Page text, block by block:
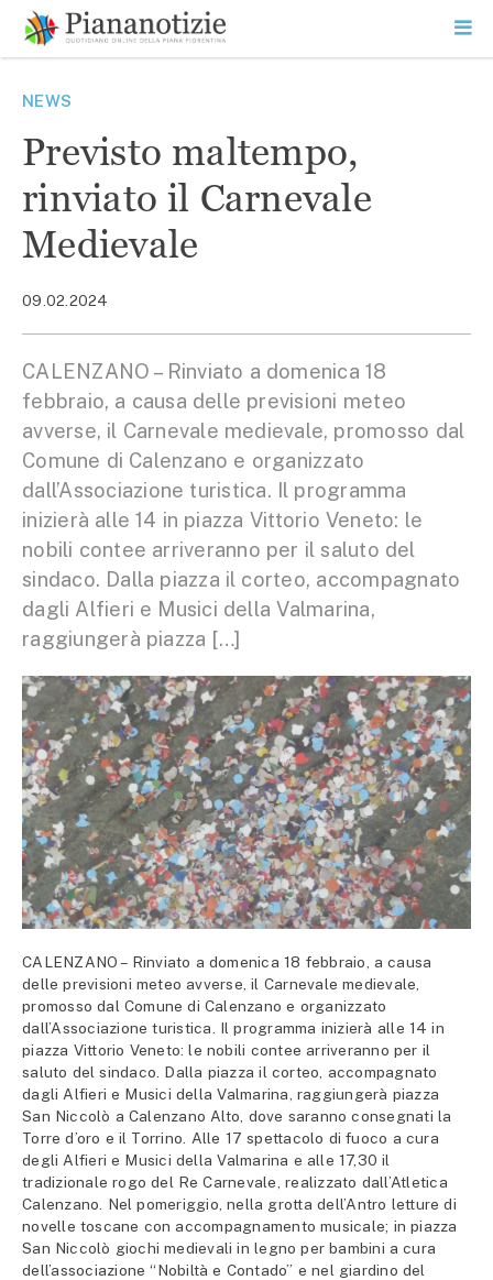
contenuto
SEARCH
NEWS
Previsto maltempo,
rinviato il Carnevale
Medievale
09.02.2024
CALENZANO – Rinviato a domenica 18
febbraio, a causa delle previsioni meteo
avverse, il Carnevale medievale, promosso dal
Comune di Calenzano e organizzato
dall’Associazione turistica. Il programma
inizierà alle 14 in piazza Vittorio Veneto: le
nobili contee arriveranno per il saluto del
sindaco. Dalla piazza il corteo, accompagnato
dagli Alfieri e Musici della Valmarina,
raggiungerà piazza […]
CALENZANO – Rinviato a domenica 18 febbraio, a causa
delle previsioni meteo avverse, il Carnevale medievale,
promosso dal Comune di Calenzano e organizzato
dall’Associazione turistica. Il programma inizierà alle 14 in
piazza Vittorio Veneto: le nobili contee arriveranno per il
saluto del sindaco. Dalla piazza il corteo, accompagnato
dagli Alfieri e Musici della Valmarina, raggiungerà piazza
San Niccolò a Calenzano Alto, dove saranno consegnati la
Torre d’oro e il Torrino. Alle 17 spettacolo di fuoco a cura
degli Alfieri e Musici della Valmarina e alle 17,30 il
tradizionale rogo del Re Carnevale, realizzato dall’Atletica
Calenzano. Nel pomeriggio, nella grotta dell’Antro letture di
novelle toscane con accompagnamento musicale; in piazza
San Niccolò giochi medievali in legno per bambini a cura
dell’associazione “Nobiltà e Contado” e nel giardino del